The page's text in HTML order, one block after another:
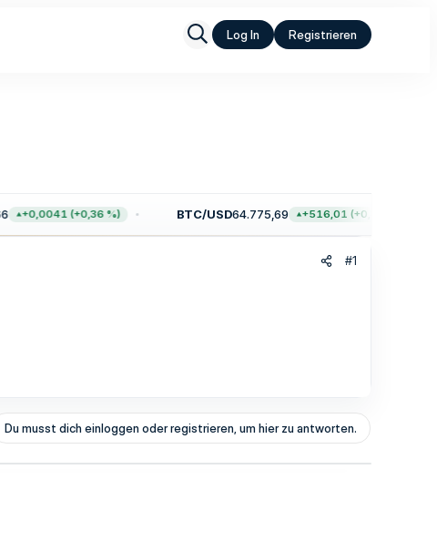
Log In Registrieren
+0,0041 (+0,36 %) BTC/USD64.775,69 +516,01 (+0,80 %)
#1
Du musst dich einloggen oder registrieren, um hier zu antworten.